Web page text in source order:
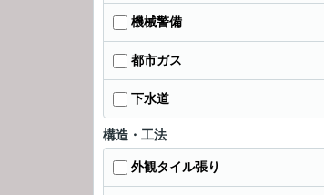
機械警備
都市ガス
下水道
構造・工法
外観タイル張り